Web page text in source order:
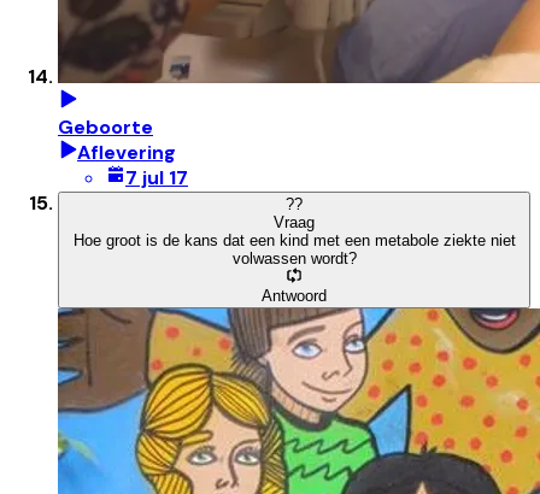
Geboorte
Aflevering
7 jul 17
??
Vraag
Hoe groot is de kans dat een kind met een metabole ziekte niet
volwassen wordt?
Antwoord